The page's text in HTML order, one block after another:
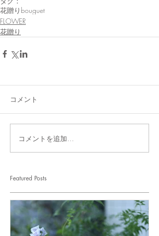
花贈り bouguet
FLOWER
花贈り
コメント
コメントを追加…
Featured Posts